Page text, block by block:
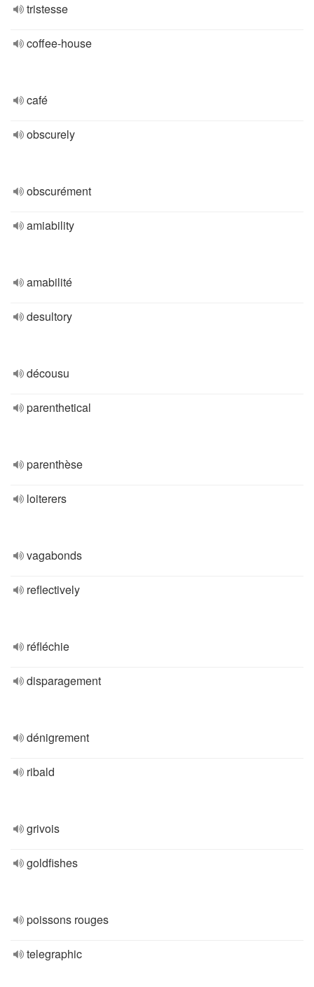
tristesse
coffee-house
café
obscurely
obscurément
amiability
amabilité
desultory
décousu
parenthetical
parenthèse
loiterers
vagabonds
reflectively
réfléchie
disparagement
dénigrement
ribald
grivois
goldfishes
poissons rouges
telegraphic